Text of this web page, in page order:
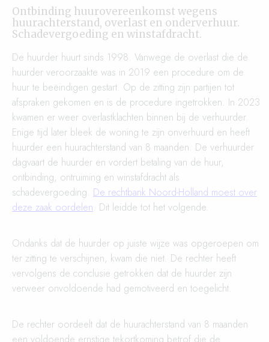
Ontbinding huurovereenkomst wegens
huurachterstand, overlast en onderverhuur.
Schadevergoeding en winstafdracht.
De huurder huurt sinds 1998. Vanwege de overlast die de
huurder veroorzaakte was in 2019 een procedure om de
huur te beëindigen gestart. Op de zitting zijn partijen tot
afspraken gekomen en is de procedure ingetrokken. In 2023
kwamen er weer overlastklachten binnen bij de verhuurder.
Enige tijd later bleek de woning te zijn onverhuurd en heeft
huurder een huurachterstand van 8 maanden. De verhuurder
dagvaart de huurder en vordert betaling van de huur,
ontbinding, ontruiming en winstafdracht als
schadevergoeding. De rechtbank Noord-Holland moest over
deze zaak oordelen. Dit leidde tot het volgende.
Ondanks dat de huurder op juiste wijze was opgeroepen om
ter zitting te verschijnen, kwam die niet. De rechter heeft
vervolgens de conclusie getrokken dat de huurder zijn
verweer onvoldoende had gemotiveerd en toegelicht.
De rechter oordeelt dat de huurachterstand van 8 maanden